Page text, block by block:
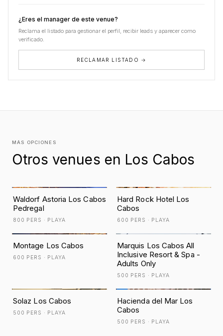
¿Eres el manager de este venue?
Reclama el listado para gestionar el perfil, recibir leads y aparecer como
verificado.
RECLAMAR LISTADO →
MÁS OPCIONES
Otros venues en Los Cabos
Waldorf Astoria Los Cabos
Pedregal
800 PERS · PLAYA
Hard Rock Hotel Los
Cabos
600 PERS · PLAYA
Montage Los Cabos
600 PERS · PLAYA
Marquis Los Cabos All
Inclusive Resort & Spa -
Adults Only
500 PERS · PLAYA
Solaz Los Cabos
500 PERS · PLAYA
Hacienda del Mar Los
Cabos
500 PERS · PLAYA